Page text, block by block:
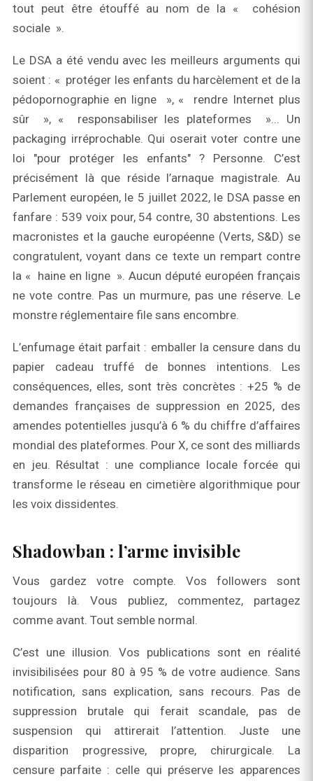
tout peut être étouffé au nom de la « cohésion
sociale ».
Le DSA a été vendu avec les meilleurs arguments qui
soient : « protéger les enfants du harcèlement et de la
pédopornographie en ligne », « rendre Internet plus
sûr », « responsabiliser les plateformes »... Un
packaging irréprochable. Qui oserait voter contre une
loi "pour protéger les enfants" ? Personne. C’est
précisément là que réside l’arnaque magistrale. Au
Parlement européen, le 5 juillet 2022, le DSA passe en
fanfare : 539 voix pour, 54 contre, 30 abstentions. Les
macronistes et la gauche européenne (Verts, S&D) se
congratulent, voyant dans ce texte un rempart contre
la « haine en ligne ». Aucun député européen français
ne vote contre. Pas un murmure, pas une réserve. Le
monstre réglementaire file sans encombre.
L’enfumage était parfait : emballer la censure dans du
papier cadeau truffé de bonnes intentions. Les
conséquences, elles, sont très concrètes : +25 % de
demandes françaises de suppression en 2025, des
amendes potentielles jusqu’à 6 % du chiffre d’affaires
mondial des plateformes. Pour X, ce sont des milliards
en jeu. Résultat : une compliance locale forcée qui
transforme le réseau en cimetière algorithmique pour
les voix dissidentes.
Shadowban : l’arme invisible
Vous gardez votre compte. Vos followers sont
toujours là. Vous publiez, commentez, partagez
comme avant. Tout semble normal.
C’est une illusion. Vos publications sont en réalité
invisibilisées pour 80 à 95 % de votre audience. Sans
notification, sans explication, sans recours. Pas de
suppression brutale qui ferait scandale, pas de
suspension qui attirerait l’attention. Juste une
disparition progressive, propre, chirurgicale. La
censure parfaite : celle qui préserve les apparences